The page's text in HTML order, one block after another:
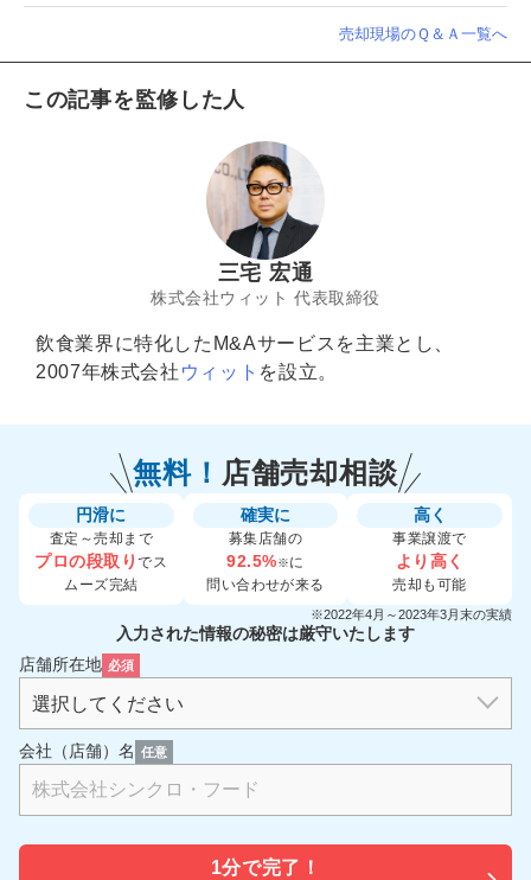
売却現場のＱ＆Ａ一覧へ
この記事を監修した人
三宅 宏通
株式会社ウィット 代表取締役
飲食業界に特化したM&Aサービスを主業とし、
2007年株式会社 ウィット を設立。
無料！ 店舗売却相談
円滑に
査定～売却まで
プロの段取りでス
ムーズ完結
確実に
募集店舗の
92.5%※に
問い合わせが来る
高く
事業譲渡で
より高く
売却も可能
※2022年4月～2023年3月末の実績
入力された情報の秘密は厳守いたします
店舗所在地 必須
会社（店舗）名 任意
1分で完了！